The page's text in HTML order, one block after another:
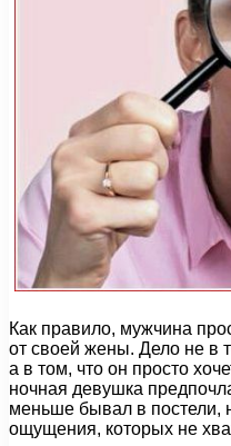
Как правило, мужчина
от своей жены. Дело не в
а в том, что он просто
ночная девушка
меньше бывал в постели,
ощущения, которых не